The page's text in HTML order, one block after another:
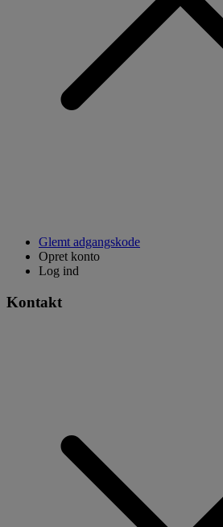
Glemt adgangskode
Opret konto
Log ind
Kontakt